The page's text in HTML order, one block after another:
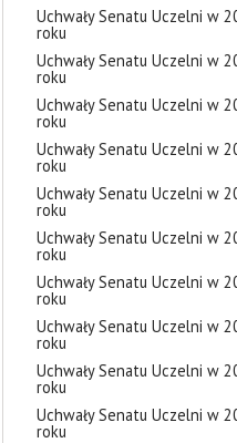
Uchwały Senatu Uczelni w
roku
Uchwały Senatu Uczelni w
roku
Uchwały Senatu Uczelni w
roku
Uchwały Senatu Uczelni w
roku
Uchwały Senatu Uczelni w
roku
Uchwały Senatu Uczelni w
roku
Uchwały Senatu Uczelni w
roku
Uchwały Senatu Uczelni w
roku
Uchwały Senatu Uczelni w
roku
Uchwały Senatu Uczelni w
roku